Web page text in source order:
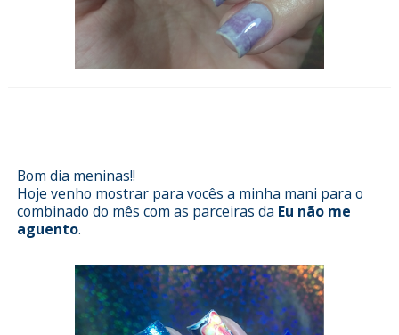
Bom dia meninas!!
Hoje venho mostrar para vocês a minha mani para o
combinado do mês com as parceiras da Eu não me
aguento.